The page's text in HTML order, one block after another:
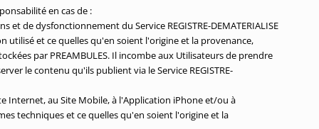
en cas de :
de dysfonctionnement du Service REGISTRE-DEMATERIALISE
utilisé et ce quelles qu'en soient l'origine et la provenance,
par PREAMBULES. Il incombe aux Utilisateurs de prendre
le contenu qu'ils publient via le Service REGISTRE-
Internet, au Site Mobile, à l'Application iPhone et/ou à
techniques et ce quelles qu'en soient l'origine et la